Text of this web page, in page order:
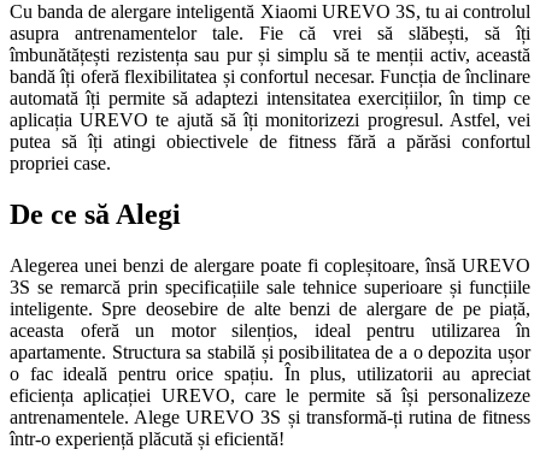
Cu banda de alergare inteligentă Xiaomi UREVO 3S, tu ai controlul
asupra antrenamentelor tale. Fie că vrei să slăbești, să îți
îmbunătățești rezistența sau pur și simplu să te menții activ, această
bandă îți oferă flexibilitatea și confortul necesar. Funcția de înclinare
automată îți permite să adaptezi intensitatea exercițiilor, în timp ce
aplicația UREVO te ajută să îți monitorizezi progresul. Astfel, vei
putea să îți atingi obiectivele de fitness fără a părăsi confortul
propriei case.
De ce să Alegi
Alegerea unei benzi de alergare poate fi copleșitoare, însă UREVO
3S se remarcă prin specificațiile sale tehnice superioare și funcțiile
inteligente. Spre deosebire de alte benzi de alergare de pe piață,
aceasta oferă un motor silențios, ideal pentru utilizarea în
apartamente. Structura sa stabilă și posibilitatea de a o depozita ușor
o fac ideală pentru orice spațiu. În plus, utilizatorii au apreciat
eficiența aplicației UREVO, care le permite să își personalizeze
antrenamentele. Alege UREVO 3S și transformă-ți rutina de fitness
într-o experiență plăcută și eficientă!